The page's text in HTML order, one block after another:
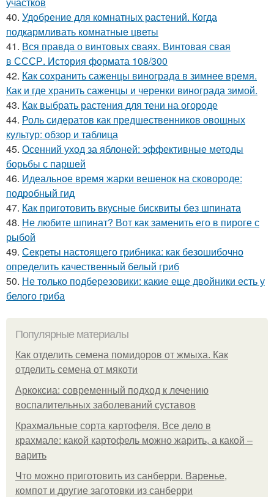
40. Удобрение для комнатных растений. Когда
подкармливать комнатные цветы
41. Вся правда о винтовых сваях. Винтовая свая
в СССР. История формата 108/300
42. Как сохранить саженцы винограда в зимнее время.
Как и где хранить саженцы и черенки винограда зимой.
43. Как выбрать растения для тени на огороде
44. Роль сидератов как предшественников овощных
культур: обзор и таблица
45. Осенний уход за яблоней: эффективные методы
борьбы с паршей
46. Идеальное время жарки вешенок на сковороде:
подробный гид
47. Как приготовить вкусные бисквиты без шпината
48. Не любите шпинат? Вот как заменить его в пироге с
рыбой
49. Секреты настоящего грибника: как безошибочно
определить качественный белый гриб
50. Не только подберезовики: какие еще двойники есть у
белого гриба
Популярные материалы
Как отделить семена помидоров от жмыха. Как
отделить семена от мякоти
Аркоксиа: современный подход к лечению
воспалительных заболеваний суставов
Крахмальные сорта картофеля. Все дело в
крахмале: какой картофель можно жарить, а какой –
варить
Что можно приготовить из санберри. Варенье,
компот и другие заготовки из санберри